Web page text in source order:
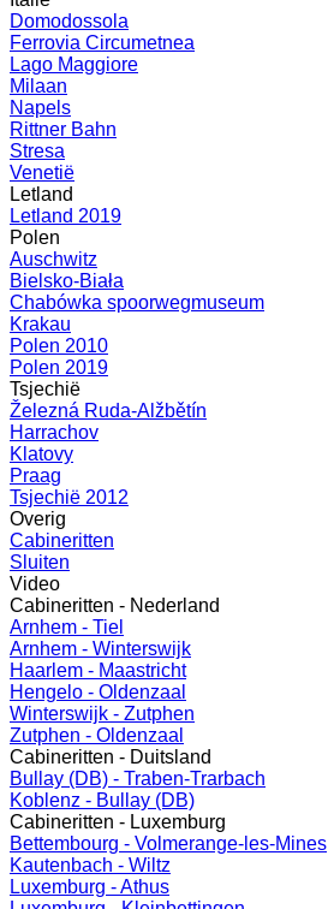
Domodossola
Ferrovia Circumetnea
Lago Maggiore
Milaan
Napels
Rittner Bahn
Stresa
Venetië
Letland
Letland 2019
Polen
Auschwitz
Bielsko-Biała
Chabówka spoorwegmuseum
Krakau
Polen 2010
Polen 2019
Tsjechië
Železná Ruda-Alžbětín
Harrachov
Klatovy
Praag
Tsjechië 2012
Overig
Cabineritten
Sluiten
Video
Cabineritten - Nederland
Arnhem - Tiel
Arnhem - Winterswijk
Haarlem - Maastricht
Hengelo - Oldenzaal
Winterswijk - Zutphen
Zutphen - Oldenzaal
Cabineritten - Duitsland
Bullay (DB) - Traben-Trarbach
Koblenz - Bullay (DB)
Cabineritten - Luxemburg
Bettembourg - Volmerange-les-Mines
Kautenbach - Wiltz
Luxemburg - Athus